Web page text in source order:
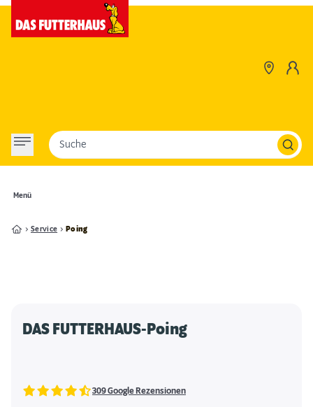
Menü
Suche
Service Poing
DAS FUTTERHAUS-Poing
309 Google Rezensionen